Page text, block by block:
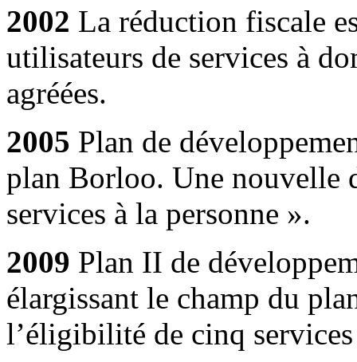
2002 La réduction fiscale
utilisateurs de services à
agréées.
2005 Plan de
plan Borloo. Une nouvelle
services à la personne ».
2009 Plan II de
élargissant le champ du
l’éligibilité de cinq